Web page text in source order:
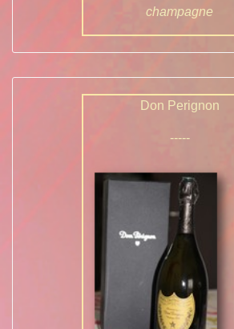
champagne
Don Perignon
-----